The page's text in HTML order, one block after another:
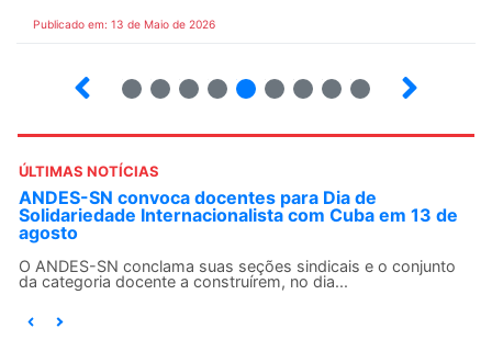
Publicado em: 13 de Maio de 2026
ÚLTIMAS NOTÍCIAS
ANDES-SN convoca docentes para Dia de
Solidariedade Internacionalista com Cuba em 13 de
agosto
O ANDES-SN conclama suas seções sindicais e o conjunto
da categoria docente a construírem, no dia...